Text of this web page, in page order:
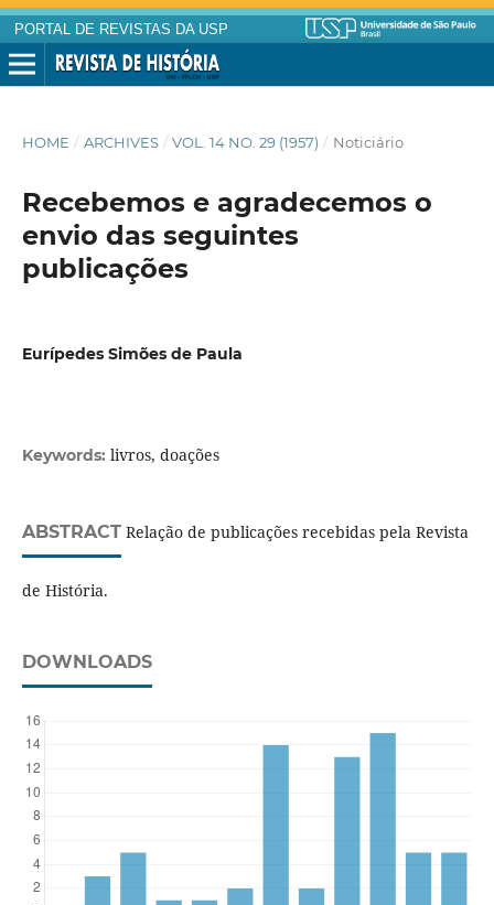
PORTAL DE REVISTAS DA USP
HOME / ARCHIVES / VOL. 14 NO. 29 (1957) / Noticiário
Recebemos e agradecemos o
envio das seguintes
publicações
Eurípedes Simões de Paula
Keywords: livros, doações
ABSTRACTRelação de publicações recebidas pela Revista
de História.
DOWNLOADS